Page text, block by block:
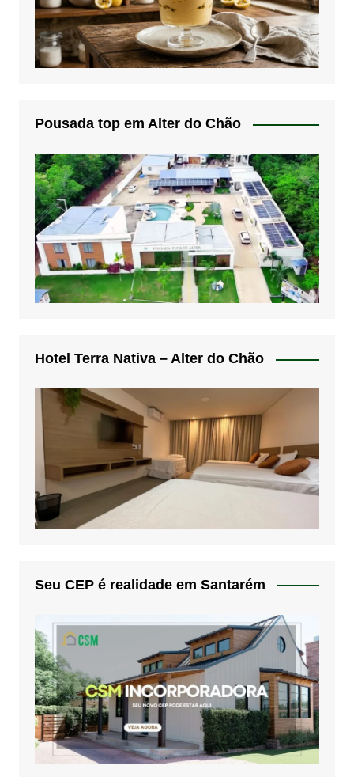
Pousada top em Alter do Chão
Hotel Terra Nativa – Alter do Chão
Seu CEP é realidade em Santarém